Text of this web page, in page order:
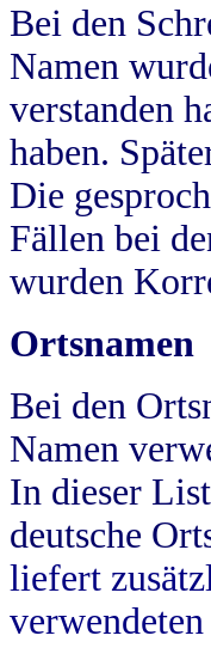
Bei den
Namen
verstanden
haben.
Die
Fällen bei
wurden
Ortsnamen
Bei den
Namen
In dieser
deutsche
liefert